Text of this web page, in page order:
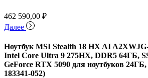
462 590,00 ₽
Далее
Ноутбук MSI Stealth 18 HX AI
Intel Core Ultra 9 275HX, DDR5 64ГБ,
GeForce RTX 5090 для ноутбуков
183341-052)